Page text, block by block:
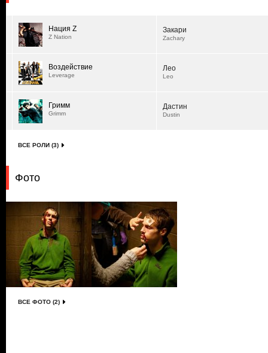
Нация Z
Z Nation
Закари
Zachary
Воздействие
Leverage
Лео
Leo
Гримм
Grimm
Дастин
Dustin
ВСЕ РОЛИ (3)
Фото
ВСЕ ФОТО (2)